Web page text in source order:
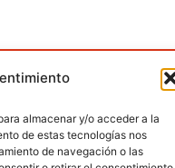
almacenar y/o acceder a la
de estas tecnologías nos
de navegación o las